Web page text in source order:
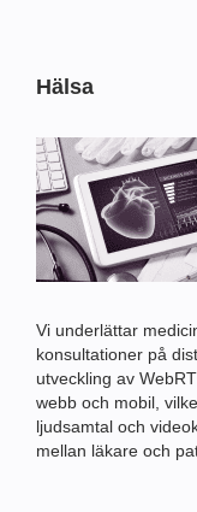
Hälsa
Vi underlättar
konsultationer på
utveckling av
webb och mobil,
ljudsamtal och
mellan läkare och